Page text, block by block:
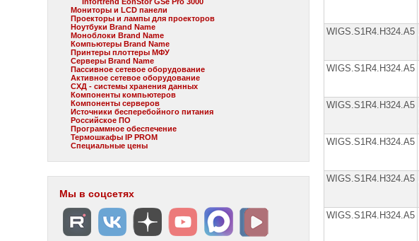
Мониторы и LCD панели
Проекторы и лампы для проекторов
Ноутбуки Brand Name
Моноблоки Brand Name
Компьютеры Brand Name
Принтеры плоттеры МФУ
Серверы Brand Name
Пассивное сетевое оборудование
Активное сетевое оборудование
СХД - системы хранения данных
Компоненты компьютеров
Компоненты серверов
Источники бесперебойного питания
Российское ПО
Программное обеспечение
Термошкафы IP PROM
Специальные цены
Мы в соцсетях
WIGS.S1R4.H324.A5
WIGS.S1R4.H324.A5
WIGS.S1R4.H324.A5
WIGS.S1R4.H324.A5
WIGS.S1R4.H324.A5
WIGS.S1R4.H324.A5